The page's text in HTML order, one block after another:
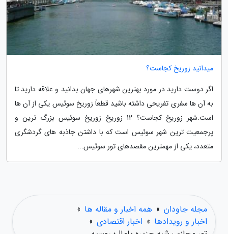
میدانید زوریخ کجاست؟
اگر دوست دارید در مورد بهترین شهرهای جهان بدانید و علاقه دارید تا
به آن ها سفری تفریحی داشته باشید قطعاً زوریخ سوئیس یکی از آن ها
است.شهر زوریخ کجاست؟ 12 زوریخ زوریخ سوئیس بزرگ ترین و
پرجمعیت ترین شهر سوئیس است که با داشتن جاذبه های گردشگری
متعدد، یکی از مهمترین مقصدهای تور سوئیس...
مجله جاودان » همه اخبار و مقاله ها »
اخبار و رویدادها » اخبار اقتصادی »